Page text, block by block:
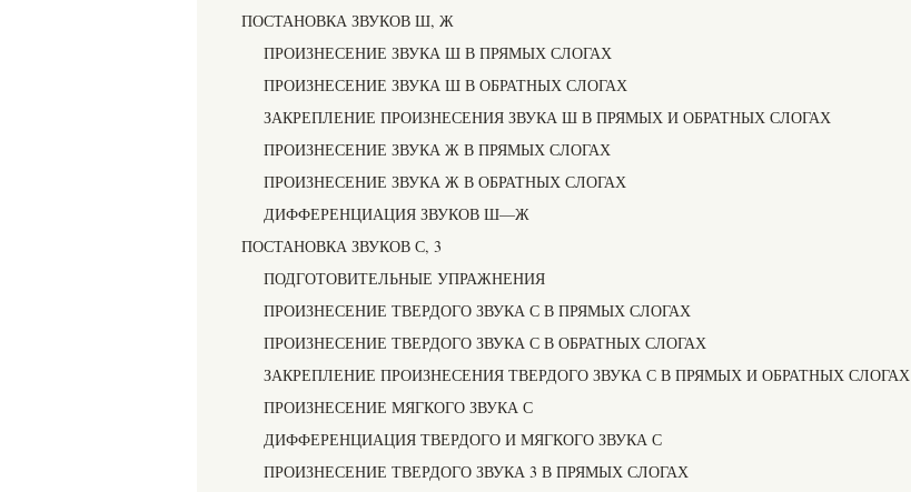
ПОСТАНОВКА ЗВУКОВ Ш, Ж
ПРОИЗНЕСЕНИЕ ЗВУКА Ш В ПРЯМЫХ СЛОГАХ
ПРОИЗНЕСЕНИЕ ЗВУКА Ш В ОБРАТНЫХ СЛОГАХ
ЗАКРЕПЛЕНИЕ ПРОИЗНЕСЕНИЯ ЗВУКА Ш В ПРЯМЫХ И ОБРАТНЫХ СЛОГАХ
ПРОИЗНЕСЕНИЕ ЗВУКА Ж В ПРЯМЫХ СЛОГАХ
ПРОИЗНЕСЕНИЕ ЗВУКА Ж В ОБРАТНЫХ СЛОГАХ
ДИФФЕРЕНЦИАЦИЯ ЗВУКОВ Ш—Ж
ПОСТАНОВКА ЗВУКОВ С, 3
ПОДГОТОВИТЕЛЬНЫЕ УПРАЖНЕНИЯ
ПРОИЗНЕСЕНИЕ ТВЕРДОГО ЗВУКА С В ПРЯМЫХ СЛОГАХ
ПРОИЗНЕСЕНИЕ ТВЕРДОГО ЗВУКА С В ОБРАТНЫХ СЛОГАХ
ЗАКРЕПЛЕНИЕ ПРОИЗНЕСЕНИЯ ТВЕРДОГО ЗВУКА С В ПРЯМЫХ И ОБРАТНЫХ СЛОГАХ
ПРОИЗНЕСЕНИЕ МЯГКОГО ЗВУКА С
ДИФФЕРЕНЦИАЦИЯ ТВЕРДОГО И МЯГКОГО ЗВУКА С
ПРОИЗНЕСЕНИЕ ТВЕРДОГО ЗВУКА 3 В ПРЯМЫХ СЛОГАХ